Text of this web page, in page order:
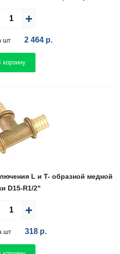
шт 2 464 р.
корзину
L и T- образной медной
D15-R1/2"
шт 318 р.